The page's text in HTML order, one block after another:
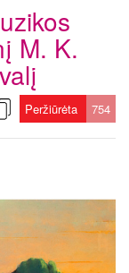
M. K.
Peržiūrėta 754